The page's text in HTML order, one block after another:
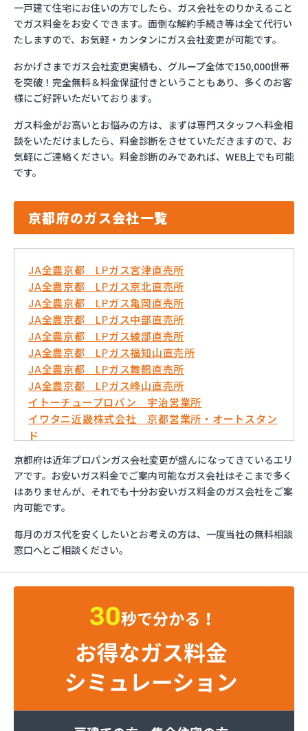
一戸建て住宅にお住いの方でしたら、ガス会社をのりかえること
でガス料金をお安くできます。面倒な解約手続き等は全て代行い
たしますので、お気軽・カンタンにガス会社変更が可能です。
おかげさまでガス会社変更実績も、グループ全体で150,000世帯
を突破！完全無料＆料金保証付きということもあり、多くのお客
様にご好評いただいております。
ガス料金がお高いとお悩みの方は、まずは専門スタッフへ料金相
談をいただけましたら、料金診断をさせていただきますので、お
気軽にご連絡ください。料金診断のみであれば、WEB上でも可能
です。
京都府のガス会社一覧
JA全農京都 LPガス宮津直売所
JA全農京都 LPガス京北直売所
JA全農京都 LPガス亀岡直売所
JA全農京都 LPガス中部直売所
JA全農京都 LPガス綾部直売所
JA全農京都 LPガス福知山直売所
JA全農京都 LPガス舞鶴直売所
JA全農京都 LPガス峰山直売所
イトーチュープロパン 宇治営業所
イワタニ近畿株式会社 京都営業所・オートスタン
ド
イワタニ近畿株式会社 福知山営業所
はやし万商店
ミライフ西日本株式会社 京滋支店 上鳥羽オート
ガススタンド
ヤサカ商事株式会社 久世営業所
ヤサカ商事株式会社 山科営業所
阿波島産業有限会社
伊丹産業株式会社 福知山営業所
株式会社ガストピア
株式会社ガスネット
株式会社キョウプロ
京都府は近年プロパンガス会社変更が盛んになってきているエリ
アです。お安いガス料金でご案内可能なガス会社はそこまで多く
はありませんが、それでも十分お安いガス料金のガス会社をご案
内可能です。
毎月のガス代を安くしたいとお考えの方は、一度当社の無料相談
窓口へとご相談ください。